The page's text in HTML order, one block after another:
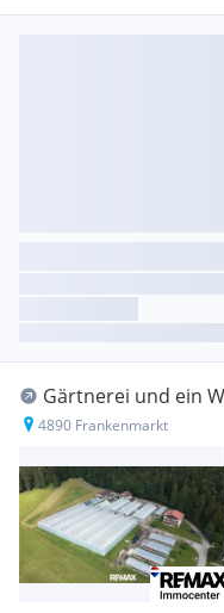
Gärtnerei und ein
4890 Frankenmarkt